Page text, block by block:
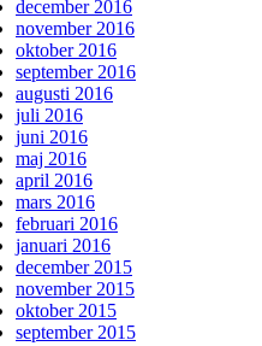
december 2016
november 2016
oktober 2016
september 2016
augusti 2016
juli 2016
juni 2016
maj 2016
april 2016
mars 2016
februari 2016
januari 2016
december 2015
november 2015
oktober 2015
september 2015